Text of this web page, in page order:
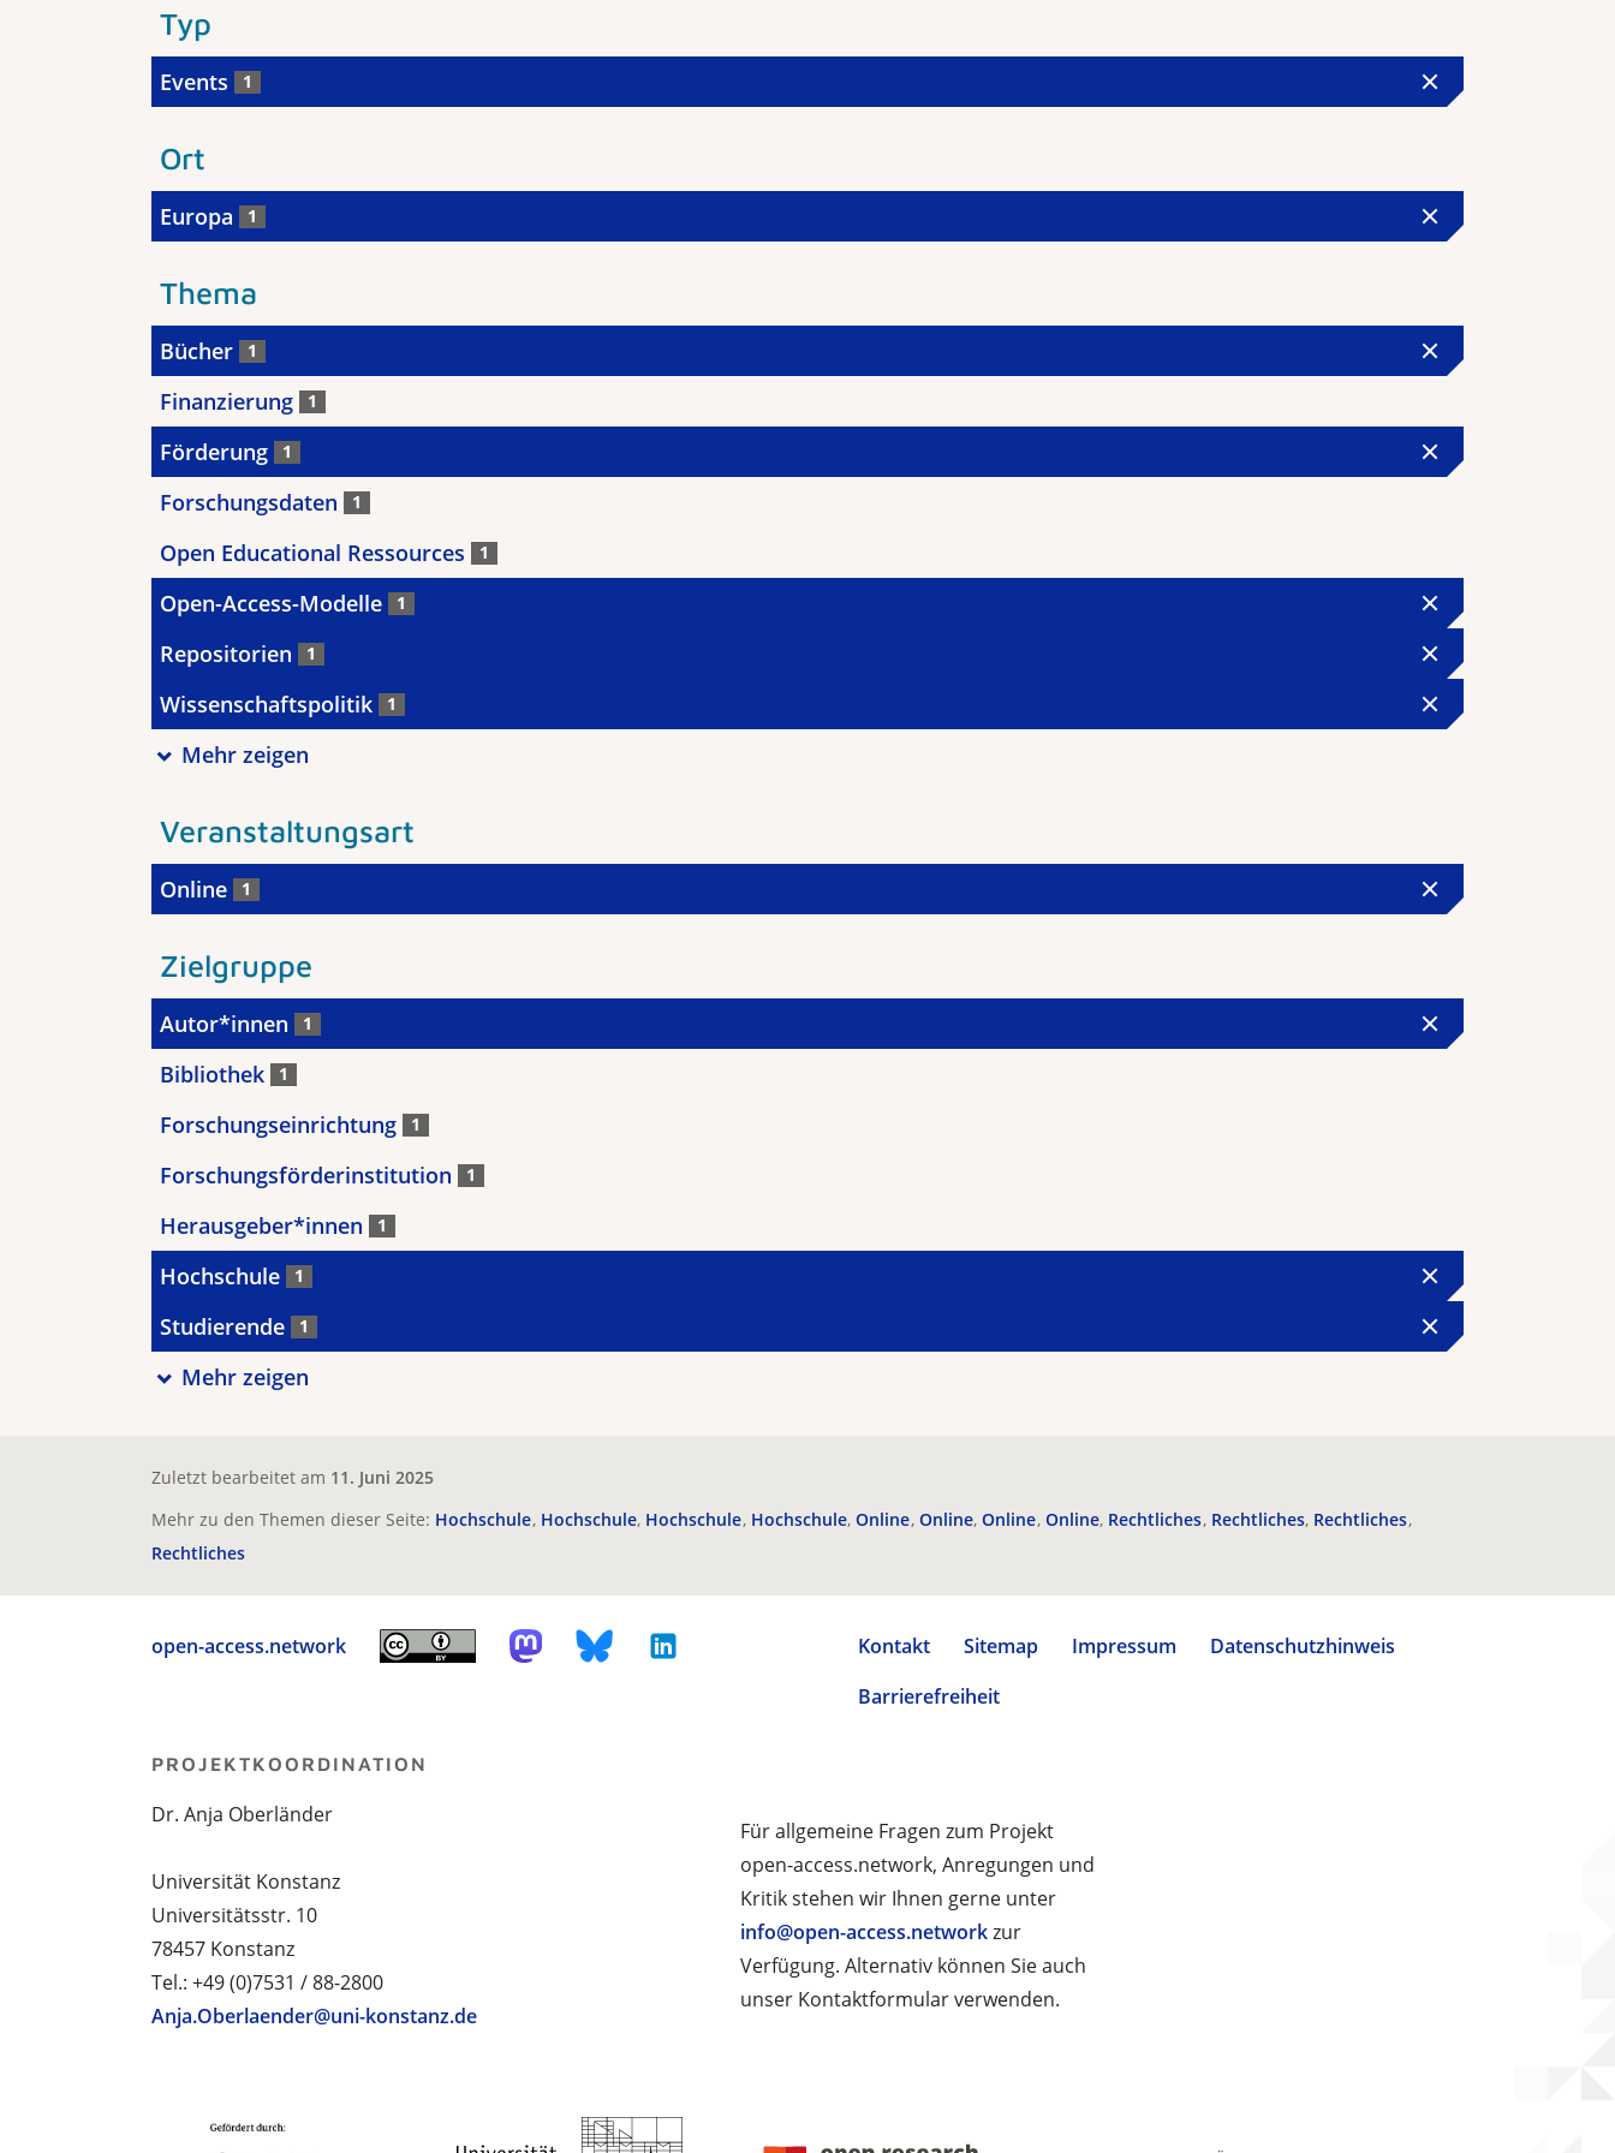
Typ
Events 1
Ort
Europa 1
Thema
Bücher 1
Finanzierung 1
Förderung 1
Forschungsdaten 1
Open Educational Ressources 1
Open-Access-Modelle 1
Repositorien 1
Wissenschaftspolitik 1
Mehr zeigen
Veranstaltungsart
Online 1
Zielgruppe
Autor*innen 1
Bibliothek 1
Forschungseinrichtung 1
Forschungsförderinstitution 1
Herausgeber*innen 1
Hochschule 1
Studierende 1
Mehr zeigen
Zuletzt bearbeitet am 11. Juni 2025
Mehr zu den Themen dieser Seite: Hochschule Hochschule Hochschule Hochschule Online Online Online Online Rechtliches Rechtliches Rechtliches
Rechtliches
open-access.network Kontakt Sitemap Impressum
Datenschutzhinweis
Barrierefreiheit
Für allgemeine Fragen zum Projekt
open-access.network, Anregungen und
Kritik stehen wir Ihnen gerne unter
info@open-access.networkzur
Verfügung. Alternativ können Sie auch
unser Kontaktformular verwenden.
PROJEKTKOORDINATION
Dr. Anja Oberländer
Universität Konstanz
Universitätsstr. 10
78457 Konstanz
Tel.: +49 (0)7531 / 88-2800
Anja.Oberlaender@uni-konstanz.de